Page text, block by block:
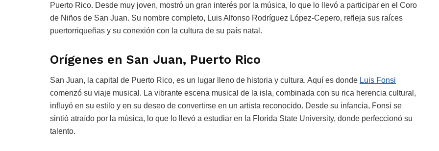
Puerto Rico. Desde muy joven, mostró un gran interés por la música, lo que lo llevó a participar en el Coro
de Niños de San Juan. Su nombre completo, Luis Alfonso Rodríguez López-Cepero, refleja sus raíces
puertorriqueñas y su conexión con la cultura de su país natal.
Orígenes en San Juan, Puerto Rico
San Juan, la capital de Puerto Rico, es un lugar lleno de historia y cultura. Aquí es donde Luis Fonsi
comenzó su viaje musical. La vibrante escena musical de la isla, combinada con su rica herencia cultural,
influyó en su estilo y en su deseo de convertirse en un artista reconocido. Desde su infancia, Fonsi se
sintió atraído por la música, lo que lo llevó a estudiar en la Florida State University, donde perfeccionó su
talento.